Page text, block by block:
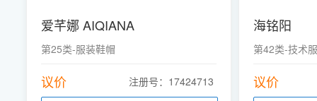
爱芊娜 AIQIANA
第25类-服装鞋帽
议价
注册号：17424713
海铭阳
第42类-技术
议价